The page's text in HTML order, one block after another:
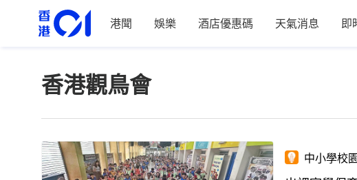
港聞 娛樂 酒店優惠碼 天氣消息 即
香港觀鳥會
中小學校園